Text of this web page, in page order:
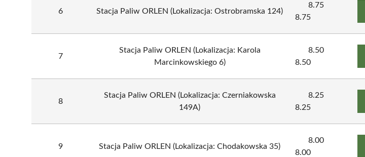
6 Stacja Paliw ORLEN (Lokalizacja: Ostrobramska 124)
8.75
8.75
7
Stacja Paliw ORLEN (Lokalizacja: Karola
Marcinkowskiego 6)
8.50
8.50
8
Stacja Paliw ORLEN (Lokalizacja: Czerniakowska
149A)
8.25
8.25
9 Stacja Paliw ORLEN (Lokalizacja: Chodakowska 35)
8.00
8.00